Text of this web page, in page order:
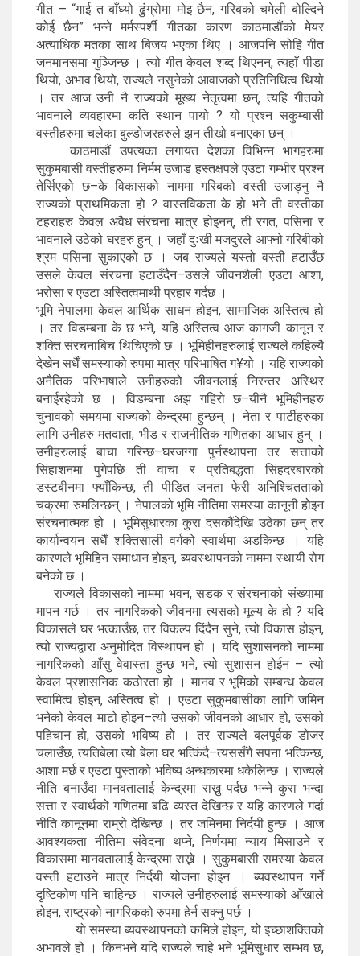
गीत – “गाई त बाँध्यो ढुंग्रोमा मोइ छैन, गरिबको चमेली बोल्दिने
कोई छैन” भन्ने मर्मस्पर्शी गीतका कारण काठमाडौंको मेयर
अत्याधिक मतका साथ बिजय भएका थिए । आजपनि सोहि गीत
जनमानसमा गुञ्जिन्छ । त्यो गीत केवल शब्द थिएनन्, त्यहाँ पीडा
थियो, अभाव थियो, राज्यले नसुनेको आवाजको प्रतिनिधित्व थियो
। तर आज उनी नै राज्यको मूख्य नेतृत्वमा छन्, त्यहि गीतको
भावनाले व्यवहारमा कति स्थान पायो ? यो प्रश्न सकुम्बासी
वस्तीहरुमा चलेका बुल्डोजरहरुले झन तीखो बनाएका छन् ।
काठमाडौं उपत्यका लगायत देशका विभिन्न भागहरुमा
सुकुमबासी वस्तीहरुमा निर्मम उजाड हस्तक्षपले एउटा गम्भीर प्रश्न
तेर्सिएको छ–के विकासको नाममा गरिबको वस्ती उजाड्नु नै
राज्यको प्राथमिकता हो ? वास्तविकता के हो भने ती वस्तीका
टहराहरु केवल अवैध संरचना मात्र होइनन्, ती रगत, पसिना र
भावनाले उठेको घरहरु हुन् । जहाँ दुःखी मजदुरले आफ्नो गरिबीको
श्रम पसिना सुकाएको छ । जब राज्यले यस्तो वस्ती हटाउँछ
उसले केवल संरचना हटाउँदैन–उसले जीवनशैली एउटा आशा,
भरोसा र एउटा अस्तित्वमाथी प्रहार गर्दछ ।
भूमि नेपालमा केवल आर्थिक साधन होइन, सामाजिक अस्तित्व हो
। तर विडम्बना के छ भने, यहि अस्तित्व आज कागजी कानून र
शक्ति संरचनाबिच थिचिएको छ । भूमिहीनहरुलाई राज्यले कहिल्यै
देखेन सधैँ समस्याको रुपमा मात्र परिभाषित ग¥यो । यहि राज्यको
अनैतिक परिभाषाले उनीहरुको जीवनलाई निरन्तर अस्थिर
बनाईरहेको छ । विडम्बना अझ गहिरो छ–यीनै भूमिहीनहरु
चुनावको समयमा राज्यको केन्द्रमा हुन्छन् । नेता र पार्टीहरुका
लागि उनीहरु मतदाता, भीड र राजनीतिक गणितका आधार हुन् ।
उनीहरुलाई बाचा गरिन्छ–घरजग्गा पुर्नस्थापना तर सत्ताको
सिंहाशनमा पुगेपछि ती वाचा र प्रतिबद्धता सिंहदरबारको
डस्टबीनमा फ्याँकिन्छ, ती पीडित जनता फेरी अनिश्चितताको
चक्रमा रुमलिन्छन् । नेपालको भूमि नीतिमा समस्या कानूनी होइन
संरचनात्मक हो । भूमिसुधारका कुरा दसकौंदेखि उठेका छन् तर
कार्यान्वयन सधैँ शक्तिसाली वर्गको स्वार्थमा अडकिन्छ । यहि
कारणले भूमिहिन समाधान होइन, ब्यवस्थापनको नाममा स्थायी रोग
बनेको छ ।
राज्यले विकासको नाममा भवन, सडक र संरचनाको संख्यामा
मापन गर्छ । तर नागरिकको जीवनमा त्यसको मूल्य के हो ? यदि
विकासले घर भत्काउँछ, तर विकल्प दिंदैन सुने, त्यो विकास होइन,
त्यो राज्यद्वारा अनुमोदित विस्थापन हो । यदि सुशासनको नाममा
नागरिकको आँसु वेवास्ता हुन्छ भने, त्यो सुशासन होईन – त्यो
केवल प्रशासनिक कठोरता हो । मानव र भूमिको सम्बन्ध केवल
स्वामित्व होइन, अस्तित्व हो । एउटा सुकुमबासीका लागि जमिन
भनेको केवल माटो होइन–त्यो उसको जीवनको आधार हो, उसको
पहिचान हो, उसको भविष्य हो । तर राज्यले बलपूर्वक डोजर
चलाउँछ, त्यतिबेला त्यो बेला घर भत्किंदै–त्यससँगै सपना भत्किन्छ,
आशा मर्छ र एउटा पुस्ताको भविष्य अन्धकारमा धकेलिन्छ । राज्यले
नीति बनाउँदा मानवतालाई केन्द्रमा राख्नु पर्दछ भन्ने कुरा भन्दा
सत्ता र स्वार्थको गणितमा बढि व्यस्त देखिन्छ र यहि कारणले गर्दा
नीति कानूनमा राम्रो देखिन्छ । तर जमिनमा निर्दयी हुन्छ । आज
आवश्यकता नीतिमा संवेदना थप्ने, निर्णयमा न्याय मिसाउने र
विकासमा मानवतालाई केन्द्रमा राख्ने । सुकुमबासी समस्या केवल
वस्ती हटाउने मात्र निर्दयी योजना होइन । ब्यवस्थापन गर्ने
दृष्टिकोण पनि चाहिन्छ । राज्यले उनीहरुलाई समस्याको आँखाले
होइन, राष्ट्रको नागरिकको रुपमा हेर्न सक्नु पर्छ ।
यो समस्या ब्यवस्थापनको कमिले होइन, यो इच्छाशक्तिको
अभावले हो । किनभने यदि राज्यले चाहे भने भूमिसुधार सम्भव छ,